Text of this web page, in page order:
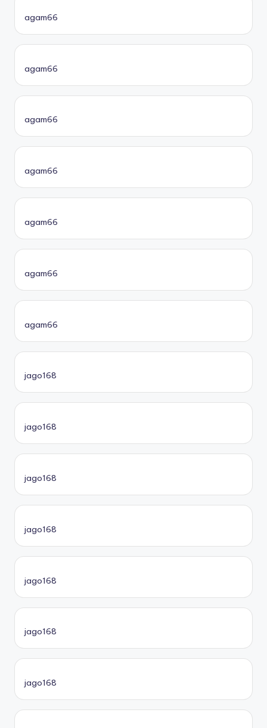
agam66
agam66
agam66
agam66
agam66
agam66
agam66
jago168
jago168
jago168
jago168
jago168
jago168
jago168